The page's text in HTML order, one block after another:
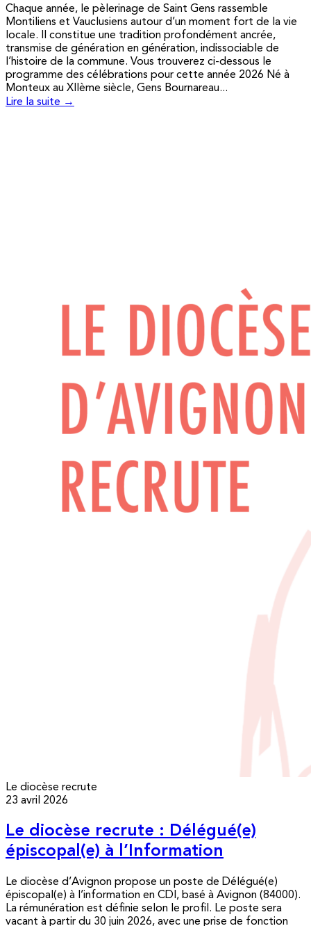
Chaque année, le pèlerinage de Saint Gens rassemble
Montiliens et Vauclusiens autour d’un moment fort de la vie
locale. Il constitue une tradition profondément ancrée,
transmise de génération en génération, indissociable de
l’histoire de la commune. Vous trouverez ci-dessous le
programme des célébrations pour cette année 2026 Né à
Monteux au XIIème siècle, Gens Bournareau...
Lire la suite →
Le diocèse recrute
23 avril 2026
Le diocèse recrute : Délégué(e)
épiscopal(e) à l’Information
Le diocèse d’Avignon propose un poste de Délégué(e)
épiscopal(e) à l’information en CDI, basé à Avignon (84000).
La rémunération est définie selon le profil. Le poste sera
vacant à partir du 30 juin 2026, avec une prise de fonction